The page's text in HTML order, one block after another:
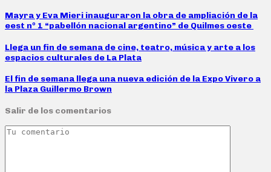
Mayra y Eva Mieri inauguraron la obra de ampliación de la
eest nº 1 “pabellón nacional argentino” de Quilmes oeste
Llega un fin de semana de cine, teatro, música y arte a los
espacios culturales de La Plata
El fin de semana llega una nueva edición de la Expo Vivero a
la Plaza Guillermo Brown
Salir de los comentarios